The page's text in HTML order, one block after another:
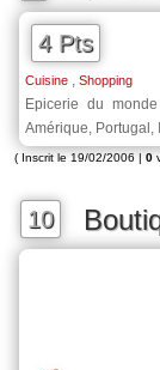
4 Pts
Cuisine , Shopping
Epicerie du
Amérique, Portugal,
( Inscrit le 19/02/2006 | 0
10